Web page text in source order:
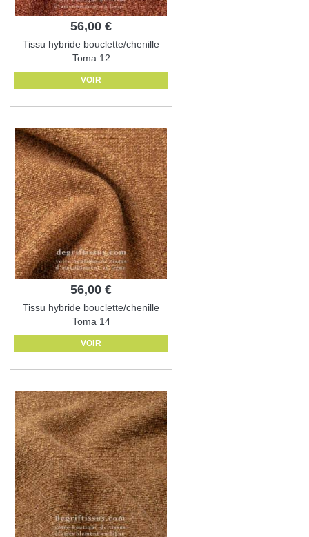
56,00 €
Tissu hybride bouclette/chenille
Toma 12
VOIR
56,00 €
Tissu hybride bouclette/chenille
Toma 14
VOIR